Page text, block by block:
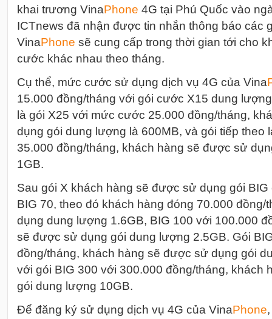
khai trương VinaPhone 4G tại Phú Quốc vào
ICTnews đã nhận được tin nhắn thông báo các
VinaPhone sẽ cung cấp trong thời gian tới cho
cước khác nhau theo tháng.
Cụ thể, mức cước sử dụng dịch vụ 4G của Vina
15.000 đồng/tháng với gói cước X15 dung
là gói X25 với mức cước 25.000 đồng/tháng,
dụng gói dung lượng là 600MB, và gói tiếp theo
35.000 đồng/tháng, khách hàng sẽ được sử
1GB.
Sau gói X khách hàng sẽ được sử dụng gói BIG
BIG 70, theo đó khách hàng đóng 70.000
dụng dung lượng 1.6GB, BIG 100 với 100.000
sẽ được sử dụng gói dung lượng 2.5GB. Gói
đồng/tháng, khách hàng sẽ được sử dụng gói
với gói BIG 300 với 300.000 đồng/tháng, khách
gói dung lượng 10GB.
Để đăng ký sử dụng dịch vụ 4G của VinaPhone